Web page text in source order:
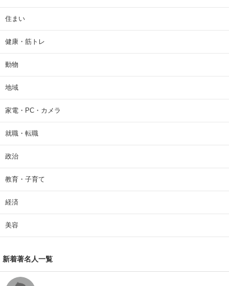
住まい
健康・筋トレ
動物
地域
家電・PC・カメラ
就職・転職
政治
教育・子育て
経済
美容
新着著名人一覧